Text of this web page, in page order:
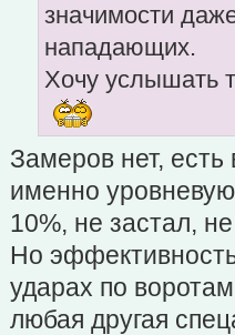
значимости
нападающих.
Хочу услышать
Замеров нет,
именно
10%, не застал,
Но
ударах по
любая другая